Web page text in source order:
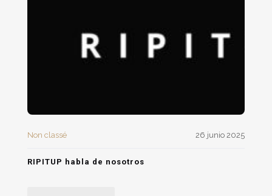
Non classé 26 junio 2025
RIPITUP habla de nosotros